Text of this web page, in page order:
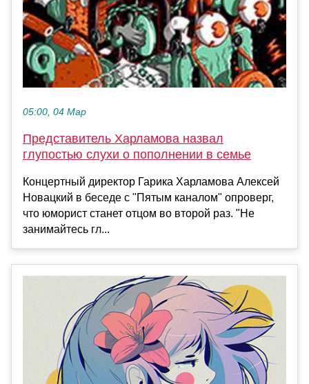
05:00, 04 Мар
Представитель Харламова назвал
глупостью слухи о пополнении в семье
Концертный директор Гарика Харламова Алексей
Новацкий в беседе с "Пятым каналом" опроверг,
что юморист станет отцом во второй раз. "Не
занимайтесь гл...